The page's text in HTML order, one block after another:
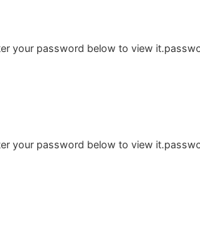
your password below to view
your password below to view